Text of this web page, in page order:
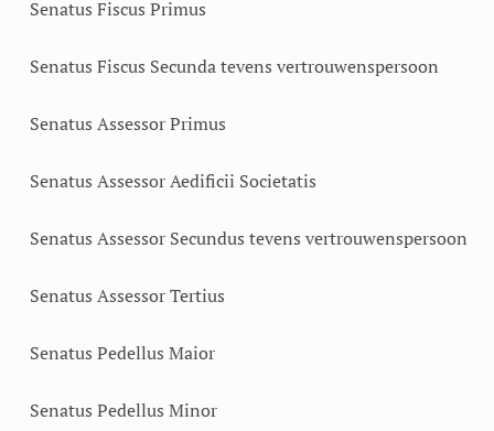
Senatus Fiscus Primus
Senatus Fiscus Secunda tevens vertrouwenspersoon
Senatus Assessor Primus
Senatus Assessor Aedificii Societatis
Senatus Assessor Secundus tevens vertrouwenspersoon
Senatus Assessor Tertius
Senatus Pedellus Maior
Senatus Pedellus Minor